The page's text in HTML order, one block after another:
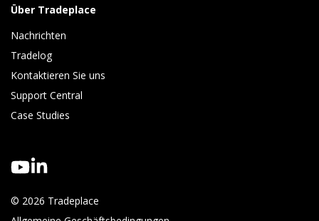
Über Tradeplace
Nachrichten
Tradelog
Kontaktieren Sie uns
Support Central
Case Studies
© 2026 Tradeplace